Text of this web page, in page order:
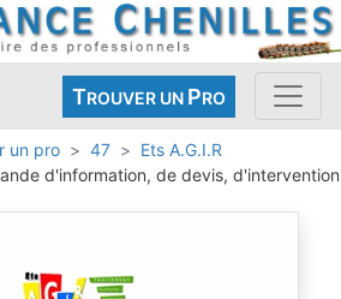
TROUVER UN PRO
un pro 47
Ets A.G.I.R
d'information, de devis, d'intervention